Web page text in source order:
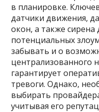
в планировке.
датчики движения,
окон, а также сирена
потенциальных
забывать и о
централизованного
гарантирует
тревоги. Однако,
выбирать
учитывая его